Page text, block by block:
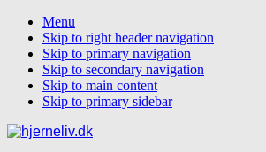
Menu
Skip to right header navigation
Skip to primary navigation
Skip to secondary navigation
Skip to main content
Skip to primary sidebar